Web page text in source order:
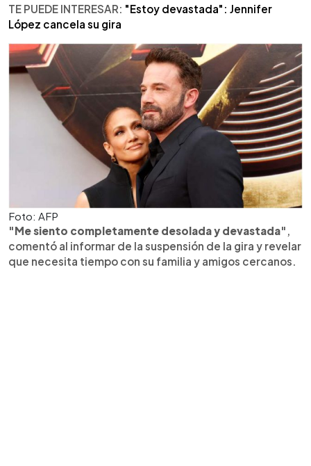
TE PUEDE INTERESAR: "Estoy devastada": Jennifer
López cancela su gira
Foto: AFP
"Me siento completamente desolada y devastada"
comentó al informar de la suspensión de la gira y revelar
que necesita tiempo con su familia y amigos cercanos.